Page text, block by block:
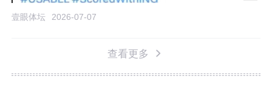
壹眼体坛 2026-07-07
查看更多